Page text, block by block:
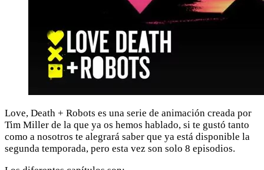
Love, Death + Robots es una serie de animación creada por
Tim Miller de la que ya os hemos hablado, si te gustó tanto
como a nosotros te alegrará saber que ya está disponible la
segunda temporada, pero esta vez son solo 8 episodios.